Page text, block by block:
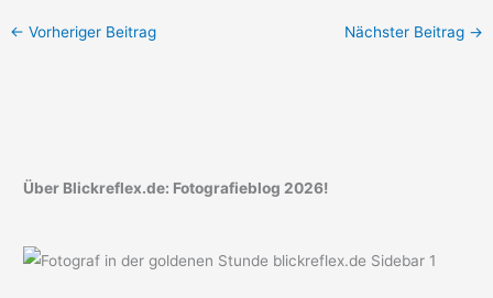
← Vorheriger Beitrag Nächster Beitrag →
Über Blickreflex.de: Fotografieblog 2026!